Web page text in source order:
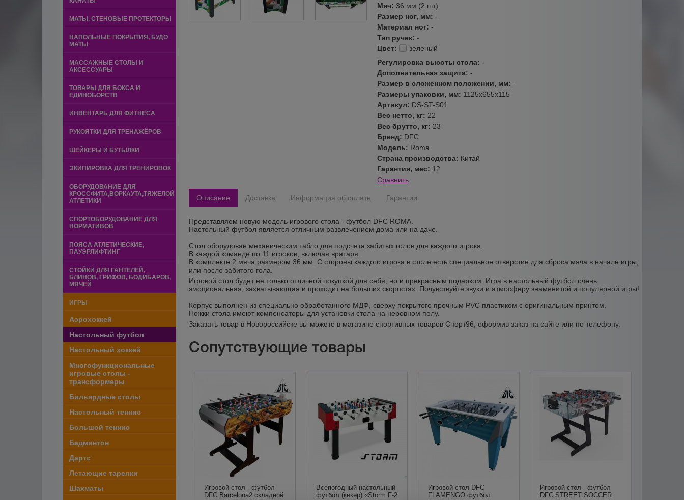
МАТЫ, СТЕНОВЫЕ ПРОТЕКТОРЫ
НАПОЛЬНЫЕ ПОКРЫТИЯ, БУДО
МАТЫ
МАССАЖНЫЕ СТОЛЫ И
АКСЕССУАРЫ
ТОВАРЫ ДЛЯ БОКСА И
ЕДИНОБОРСТВ
ИНВЕНТАРЬ ДЛЯ ФИТНЕСА
РУКОЯТКИ ДЛЯ ТРЕНАЖЁРОВ
ШЕЙКЕРЫ И БУТЫЛКИ
ЭКИПИРОВКА ДЛЯ ТРЕНИРОВОК
ОБОРУДОВАНИЕ ДЛЯ
КРОССФИТА,ВОРКАУТА,ТЯЖЕЛОЙ
АТЛЕТИКИ
СПОРТОБОРУДОВАНИЕ ДЛЯ
НОРМАТИВОВ
ПОЯСА АТЛЕТИЧЕСКИЕ,
ПАУЭРЛИФТИНГ
СТОЙКИ ДЛЯ ГАНТЕЛЕЙ,
БЛИНОВ, ГРИФОВ, БОДИБАРОВ,
МЯЧЕЙ
ИГРЫ
Аэрохоккей
Настольный футбол
Настольный хоккей
Многофункциональные
игровые столы -
трансформеры
Бильярдные столы
Настольный теннис
Большой теннис
Бадминтон
Дартс
Летающие тарелки
Шахматы
Мяч: 36 мм (2 шт)
Размер ног, мм: -
Материал ног: -
Тип ручек: -
Цвет:
зеленый
Регулировка высоты стола: -
Дополнительная защита: -
Размер в сложенном положении, мм: -
Размеры упаковки, мм: 1125х655х115
Артикул: DS-ST-S01
Вес нетто, кг: 22
Вес брутто, кг: 23
Бренд: DFC
Модель: Roma
Страна производства: Китай
Гарантия, мес: 12
Сравнить
Описание Доставка Информация об оплате Гарантии
Представляем новую модель игрового стола - футбол DFC ROMA.
Настольный футбол является отличным развлечением дома или на даче.
Стол оборудован механическим табло для подсчета забитых голов для каждого игрока.
В каждой команде по 11 игроков, включая вратаря.
В комплекте 2 мяча размером 36 мм. С стороны каждого игрока в столе есть специальное отверстие для сброса мяча в начале игры,
или после забитого гола.
Игровой стол будет не только отличной покупкой для себя, но и прекрасным подарком. Игра в настольный футбол очень
эмоциональная, захватывающая и проходит на больших скоростях. Почувствуйте звуки и атмосферу знаменитой и популярной игры!
Корпус выполнен из специально обработанного МДФ, сверху покрытого прочным PVC пластиком c оригинальным принтом.
Ножки стола имеют компенсаторы для установки стола на неровном полу.
Заказать товар в Новороссийске вы можете в магазине спортивных товаров Спорт96, оформив заказ на сайте или по телефону.
Сопутствующие товары
Игровой стол - футбол
DFC Barcelona2 складной
Всепогодный настольный
футбол (кикер) «Storm F-2
Игровой стол DFC
FLAMENGO футбол
Игровой стол - футбол
DFC STREET SOCCER